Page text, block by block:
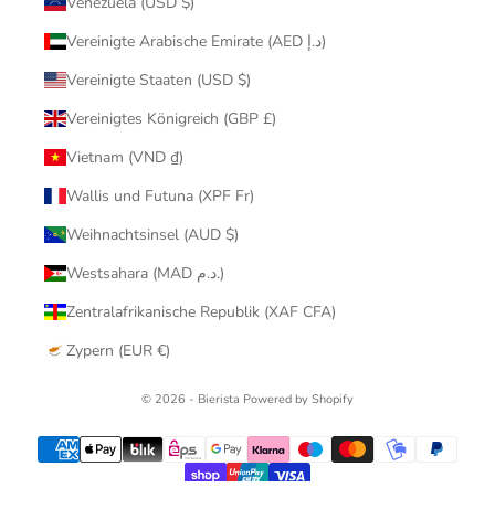
Vereinigte Arabische Emirate (AED د.إ)
Vereinigte Staaten (USD $)
Vereinigtes Königreich (GBP £)
Vietnam (VND ₫)
Wallis und Futuna (XPF Fr)
Weihnachtsinsel (AUD $)
Westsahara (MAD د.م.)
Zentralafrikanische Republik (XAF CFA)
Zypern (EUR €)
© 2026 - Bierista Powered by Shopify